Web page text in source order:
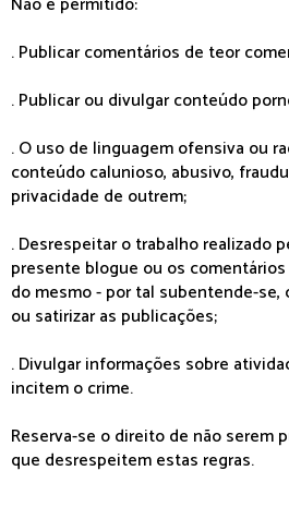
. Publicar comentários de teor
. Publicar ou divulgar conteúdo
. O uso de linguagem ofensiva ou
conteúdo calunioso, abusivo,
privacidade de outrem;
. Desrespeitar o trabalho realizado
presente blogue ou os
do mesmo - por tal subentende-
ou satirizar as publicações;
. Divulgar informações sobre
incitem o crime.
Reserva-se o direito de não serem
que desrespeitem estas regras.